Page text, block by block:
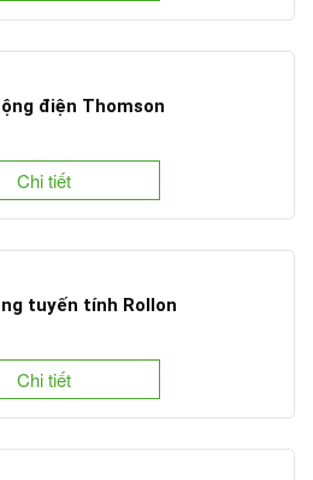
điện Thomson
Chi tiết
tuyến tính Rollon
Chi tiết